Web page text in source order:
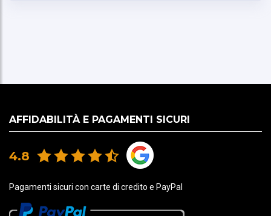
AFFIDABILITÀ E PAGAMENTI SICURI
4.8
Pagamenti sicuri con carte di credito e PayPal